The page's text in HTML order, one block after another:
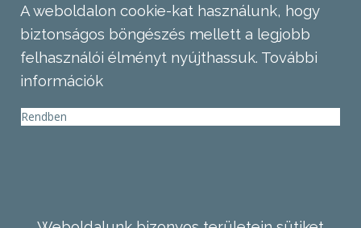
A weboldalon cookie-kat használunk, hogy
biztonságos böngészés mellett a legjobb
felhasználói élményt nyújthassuk. További
információk
Rendben